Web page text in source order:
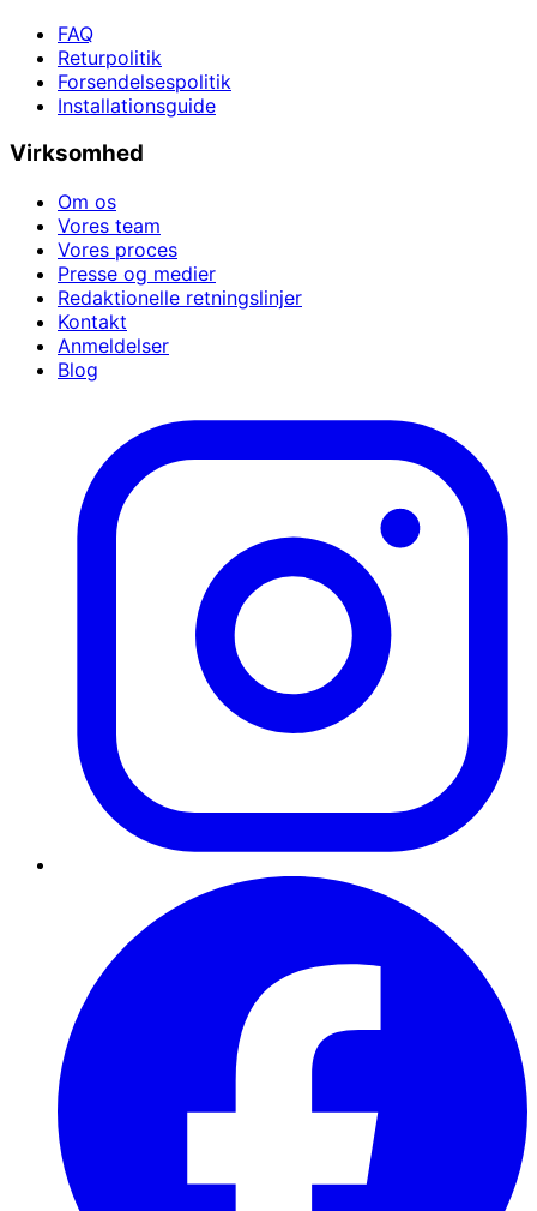
FAQ
Returpolitik
Forsendelsespolitik
Installationsguide
Virksomhed
Om os
Vores team
Vores proces
Presse og medier
Redaktionelle retningslinjer
Kontakt
Anmeldelser
Blog